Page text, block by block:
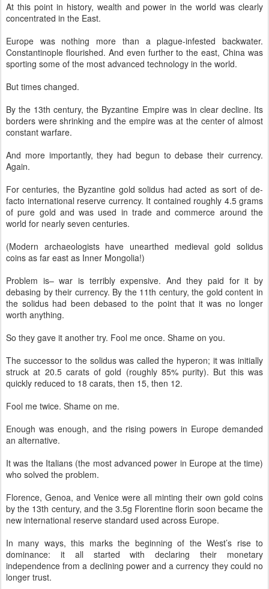
At this point in history, wealth and power in the world was clearly
concentrated in the East.
Europe was nothing more than a plague-infested backwater.
Constantinople flourished. And even further to the east, China was
sporting some of the most advanced technology in the world.
But times changed.
By the 13th century, the Byzantine Empire was in clear decline. Its
borders were shrinking and the empire was at the center of almost
constant warfare.
And more importantly, they had begun to debase their currency.
Again.
For centuries, the Byzantine gold solidus had acted as sort of de-
facto international reserve currency. It contained roughly 4.5 grams
of pure gold and was used in trade and commerce around the
world for nearly seven centuries.
(Modern archaeologists have unearthed medieval gold solidus
coins as far east as Inner Mongolia!)
Problem is– war is terribly expensive. And they paid for it by
debasing by their currency. By the 11th century, the gold content in
the solidus had been debased to the point that it was no longer
worth anything.
So they gave it another try. Fool me once. Shame on you.
The successor to the solidus was called the hyperon; it was initially
struck at 20.5 carats of gold (roughly 85% purity). But this was
quickly reduced to 18 carats, then 15, then 12.
Fool me twice. Shame on me.
Enough was enough, and the rising powers in Europe demanded
an alternative.
It was the Italians (the most advanced power in Europe at the time)
who solved the problem.
Florence, Genoa, and Venice were all minting their own gold coins
by the 13th century, and the 3.5g Florentine florin soon became the
new international reserve standard used across Europe.
In many ways, this marks the beginning of the West’s rise to
dominance: it all started with declaring their monetary
independence from a declining power and a currency they could no
longer trust.